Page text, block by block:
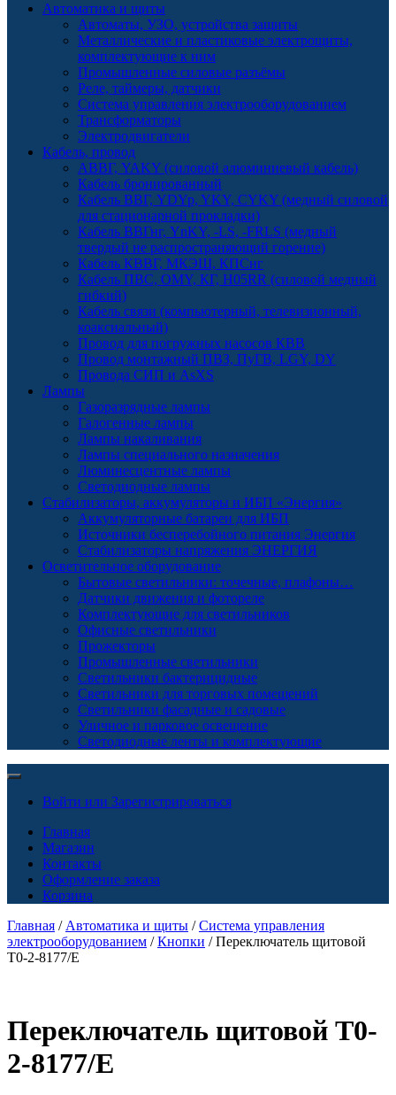
Автоматика и щиты
Автоматы, УЗО, устройства защиты
Металлические и пластиковые электрощиты,
комплектующие к ним
Промышленные силовые разъёмы
Реле, таймеры, датчики
Система управления электрооборудованием
Трансформаторы
Электродвигатели
Кабель, провод
АВВГ, YAKY (силовой алюминиевый кабель)
Кабель бронированный
Кабель ВВГ, YDYp, YKY, CYKY (медный силовой
для стационарной прокладки)
Кабель ВВГнг, YnKY, -LS, -FRLS (медный
твердый не распространяющий горение)
Кабель КВВГ, МКЭШ, КПСнг
Кабель ПВС, OMY, КГ, H05RR (силовой медный
гибкий)
Кабель связи (компьютерный, телевизионный,
коаксиальный)
Провод для погружных насосов КВВ
Провод монтажный ПВЗ, ПуГВ, LGY, DY
Провода СИП и AsXS
Лампы
Газоразрядные лампы
Галогенные лампы
Лампы накаливания
Лампы специального назначения
Люминесцентные лампы
Светодиодные лампы
Стабилизаторы, аккумуляторы и ИБП «Энергия»
Аккумуляторные батареи для ИБП
Источники бесперебойного питания Энергия
Стабилизаторы напряжения ЭНЕРГИЯ
Осветительное оборудование
Бытовые светильники: точечные, плафоны…
Датчики движения и фотореле
Комплектующие для светильников
Офисные светильники
Прожекторы
Промышленные светильники
Светильники бактерицидные
Светильники для торговых помещений
Светильники фасадные и садовые
Уличное и парковое освещение
Светодиодные ленты и комплектующие
Войти или Зарегистрироваться
Главная
Магазин
Контакты
Оформление заказа
Корзина
Главная / Автоматика и щиты /Система управления
электрооборудованием /Кнопки / Переключатель щитовой
T0-2-8177/E
Переключатель щитовой T0-
2-8177/E